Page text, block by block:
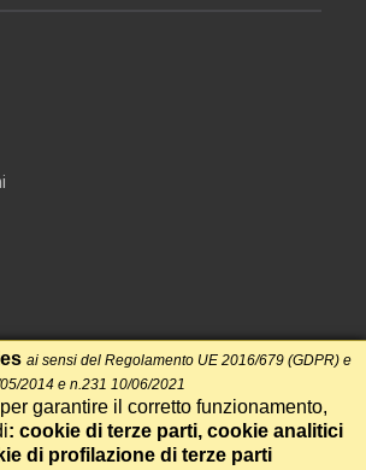
ai sensi del Regolamento UE 2016/679 (GDPR) e
2014 e n.231 10/06/2021
garantire il corretto funzionamento,
: cookie di terze parti, cookie analitici
di profilazione di terze parti